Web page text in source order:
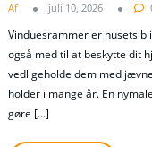
Af juli 10, 2026
Vinduesrammer er husets
også med til at beskytte dit
vedligeholde dem med
holder i mange år. En
gøre […]